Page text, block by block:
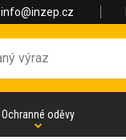
info@inzep.cz
Ochranné oděvy